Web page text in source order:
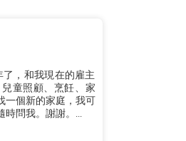
，和我現在的雇主
童照顧、烹飪、家
一個新的家庭，我可
時問我。謝謝。...